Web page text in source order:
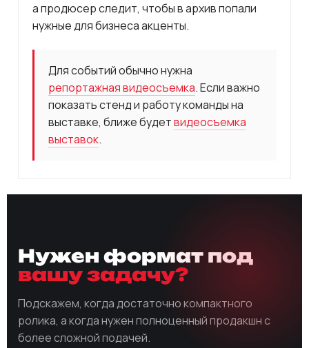
а продюсер следит, чтобы в архив попали
нужные для бизнеса акценты.
Для событий обычно нужна
репортажная видеосъемка. Если важно
показать стенд и работу команды на
выставке, ближе будетвидеосъемка
выставок.
Нужен формат под
вашу задачу?
Подскажем, когда достаточно компактного
ролика, а когда нужен полноценный продакшн с
более сложной подачей.